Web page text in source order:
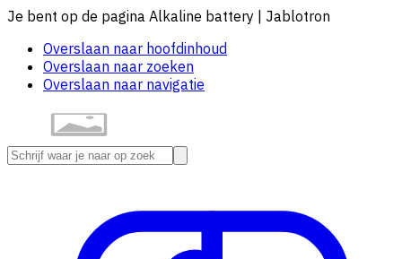
Je bent op de pagina Alkaline battery | Jablotron
Overslaan naar hoofdinhoud
Overslaan naar zoeken
Overslaan naar navigatie